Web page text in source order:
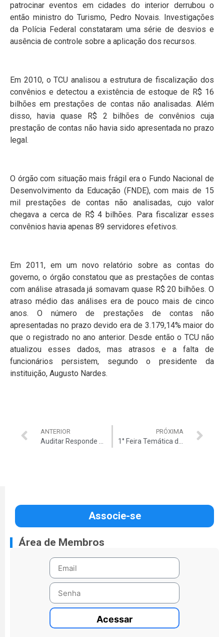
patrocinar eventos em cidades do interior derrubou o
então ministro do Turismo, Pedro Novais. Investigações
da Polícia Federal constataram uma série de desvios e
ausência de controle sobre a aplicação dos recursos.
Em 2010, o TCU analisou a estrutura de fiscalização dos
convênios e detectou a existência de estoque de R$ 16
bilhões em prestações de contas não analisadas. Além
disso, havia quase R$ 2 bilhões de convênios cuja
prestação de contas não havia sido apresentada no prazo
legal.
O órgão com situação mais frágil era o Fundo Nacional de
Desenvolvimento da Educação (FNDE), com mais de 15
mil prestações de contas não analisadas, cujo valor
chegava a cerca de R$ 4 bilhões. Para fiscalizar esses
convênios havia apenas 89 servidores efetivos.
Em 2011, em um novo relatório sobre as contas do
governo, o órgão constatou que as prestações de contas
com análise atrasada já somavam quase R$ 20 bilhões. O
atraso médio das análises era de pouco mais de cinco
anos. O número de prestações de contas não
apresentadas no prazo devido era de 3.179,14% maior do
que o registrado no ano anterior. Desde então o TCU não
atualizou esses dados, mas atrasos e a falta de
funcionários persistem, segundo o presidente da
instituição, Augusto Nardes.
ANTERIOR PRÓXIMA
Associe-se
Área de Membros
Acessar